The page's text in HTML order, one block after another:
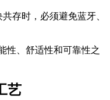
存时，必须避免蓝牙、
性、舒适性和可靠性之
艺